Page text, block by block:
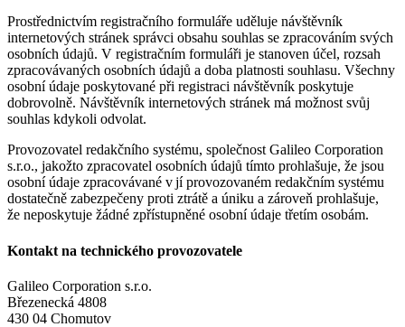
Prostřednictvím registračního formuláře uděluje návštěvník
internetových stránek správci obsahu souhlas se zpracováním svých
osobních údajů. V registračním formuláři je stanoven účel, rozsah
zpracovávaných osobních údajů a doba platnosti souhlasu. Všechny
osobní údaje poskytované při registraci návštěvník poskytuje
dobrovolně. Návštěvník internetových stránek má možnost svůj
souhlas kdykoli odvolat.
Provozovatel redakčního systému, společnost Galileo Corporation
s.r.o., jakožto zpracovatel osobních údajů tímto prohlašuje, že jsou
osobní údaje zpracovávané v jí provozovaném redakčním systému
dostatečně zabezpečeny proti ztrátě a úniku a zároveň prohlašuje,
že neposkytuje žádné zpřístupněné osobní údaje třetím osobám.
Kontakt na technického provozovatele
Galileo Corporation s.r.o.
Březenecká 4808
430 04 Chomutov